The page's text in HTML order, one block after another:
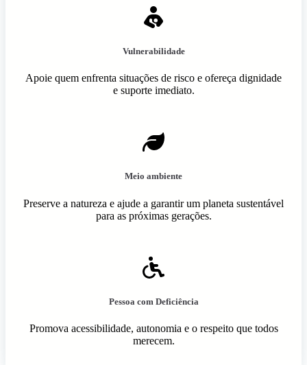
Vulnerabilidade
Apoie quem enfrenta situações de risco e ofereça dignidade
e suporte imediato.
Meio ambiente
Preserve a natureza e ajude a garantir um planeta sustentável
para as próximas gerações.
Pessoa com Deficiência
Promova acessibilidade, autonomia e o respeito que todos
merecem.